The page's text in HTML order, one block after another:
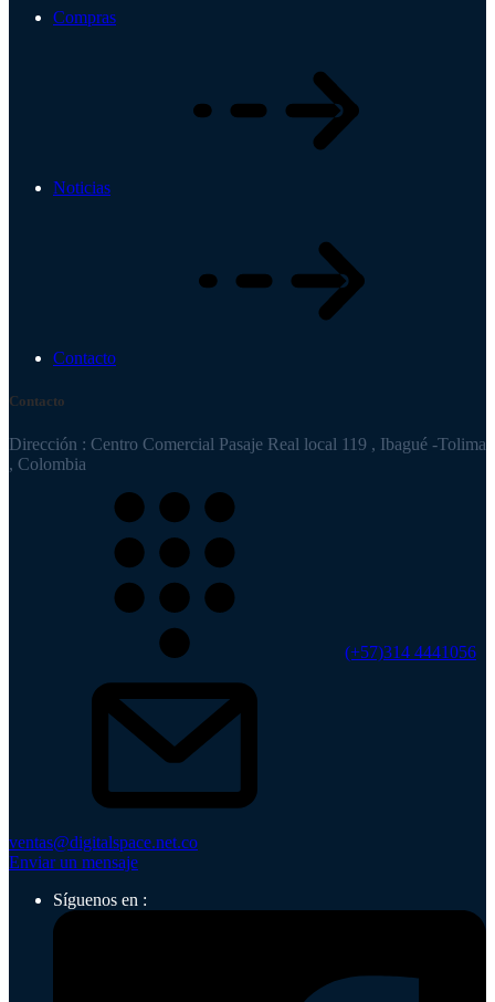
Compras
Noticias
Contacto
Contacto
Dirección : Centro Comercial Pasaje Real local 119 , Ibagué -Tolima
, Colombia
(+57)314 4441056
ventas@digitalspace.net.co
Enviar un mensaje
Síguenos en :